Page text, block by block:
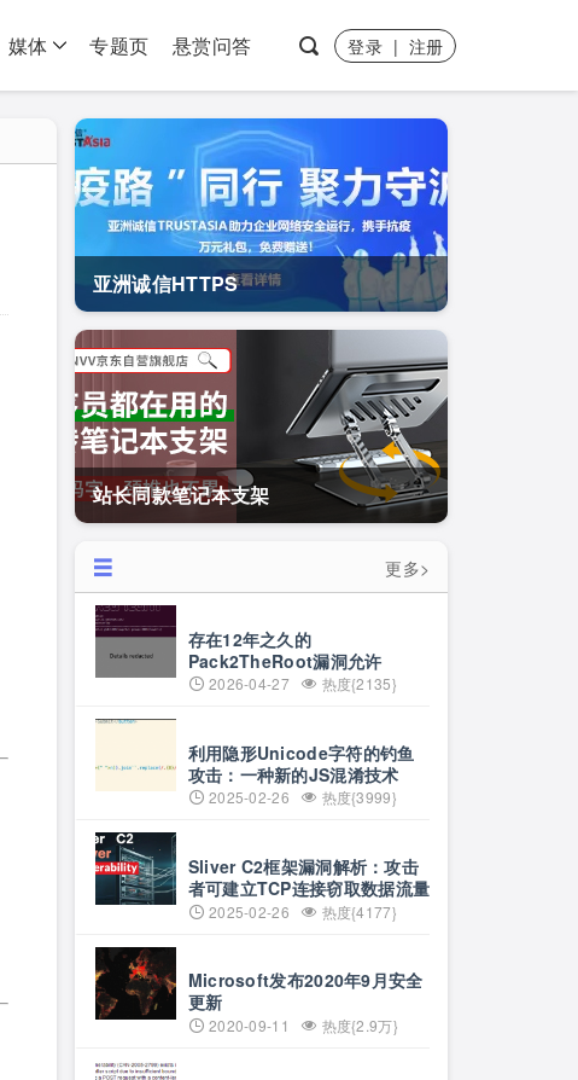
媒体 专题页 悬赏问答 登录 | 注册
亚洲诚信HTTPS
站长同款笔记本支架
更多>
存在12年之久的
Pack2TheRoot漏洞允许
Linux用户获取root权限
2026-04-27 热度{2135}
利用隐形Unicode字符的钓鱼
攻击：一种新的JS混淆技术
2025-02-26 热度{3999}
Sliver C2框架漏洞解析：攻击
者可建立TCP连接窃取数据流量
2025-02-26 热度{4177}
Microsoft发布2020年9月安全
更新
2020-09-11 热度{2.9万}